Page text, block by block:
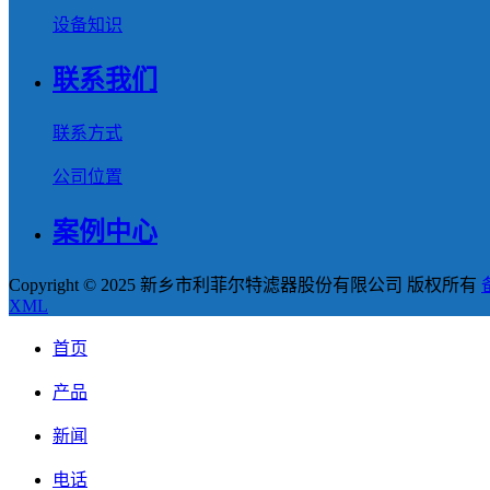
设备知识
联系我们
联系方式
公司位置
案例中心
Copyright © 2025 新乡市利菲尔特滤器股份有限公司 版权所有
XML
首页
产品
新闻
电话